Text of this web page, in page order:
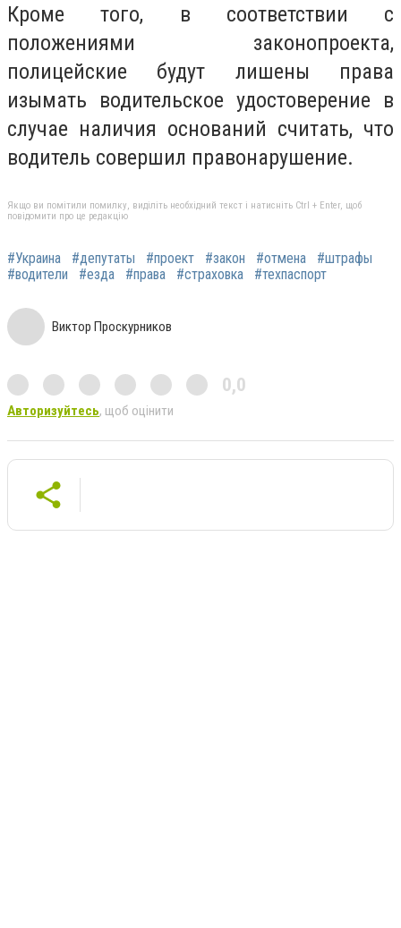
Кроме того, в соответствии с
положениями законопроекта,
полицейские будут лишены права
изымать водительское удостоверение в
случае наличия оснований считать, что
водитель совершил правонарушение.
Якщо ви помітили помилку, виділіть необхідний текст і натисніть Ctrl + Enter, щоб
повідомити про це редакцію
#Украина #депутаты #проект #закон #отмена
#штрафы
#водители
#езда #права #страховка #техпаспорт
Виктор Проскурников
0,0
Авторизуйтесь, щоб оцінити